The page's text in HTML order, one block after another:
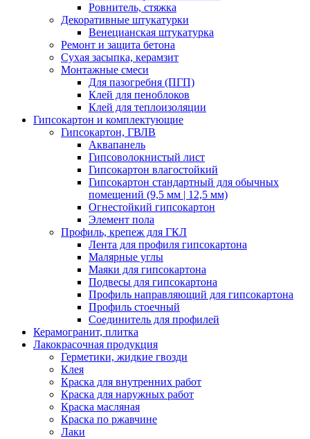
Ровнитель, стяжка
Декоративные штукатурки
Венецианская штукатурка
Ремонт и защита бетона
Сухая засыпка, керамзит
Монтажные смеси
Для пазогребня (ПГП)
Клей для пеноблоков
Клей для теплоизоляции
Гипсокартон и комплектующие
Гипсокартон, ГВЛВ
Аквапанель
Гипсоволокнистый лист
Гипсокартон влагостойкий
Гипсокартон стандартный для обычных
помещений (9,5 мм | 12,5 мм)
Огнестойкий гипсокартон
Элемент пола
Профиль, крепеж для ГКЛ
Лента для профиля гипсокартона
Малярные углы
Маяки для гипсокартона
Подвесы для гипсокартона
Профиль направляющий для гипсокартона
Профиль стоечный
Соединитель для профилей
Керамогранит, плитка
Лакокрасочная продукция
Герметики, жидкие гвозди
Клея
Краска для внутренних работ
Краска для наружных работ
Краска масляная
Краска по ржавчине
Лаки